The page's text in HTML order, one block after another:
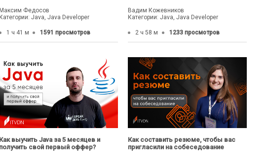
Максим Федосов
Категории: Java, Java Developer
1 ч 41 м 1591 просмотров
Вадим Кожевников
Категории: Java, Java Developer
2 ч 58 м 1233 просмотров
Как выучить Java за 5 месяцев и
получить свой первый оффер?
Как составить резюме, чтобы вас
пригласили на собеседование